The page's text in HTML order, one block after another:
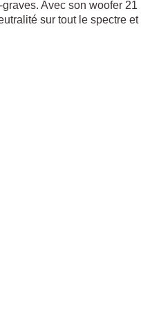
Avec son woofer 21
sur tout le spectre et